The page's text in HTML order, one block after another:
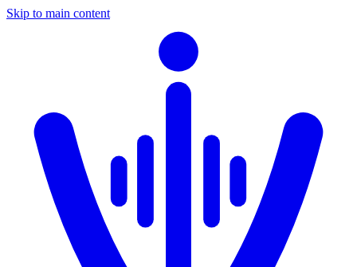
Skip to main content